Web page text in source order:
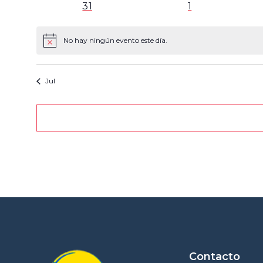
0 eventos
31 0 eventos
1
Aviso No hay ningún evento este día.
Jul
Contacto